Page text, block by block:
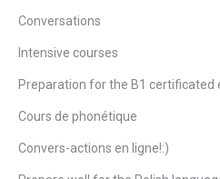
Conversations
Intensive courses
Preparation for the B1 certificated
Cours de phonétique
Convers-actions en ligne!:)